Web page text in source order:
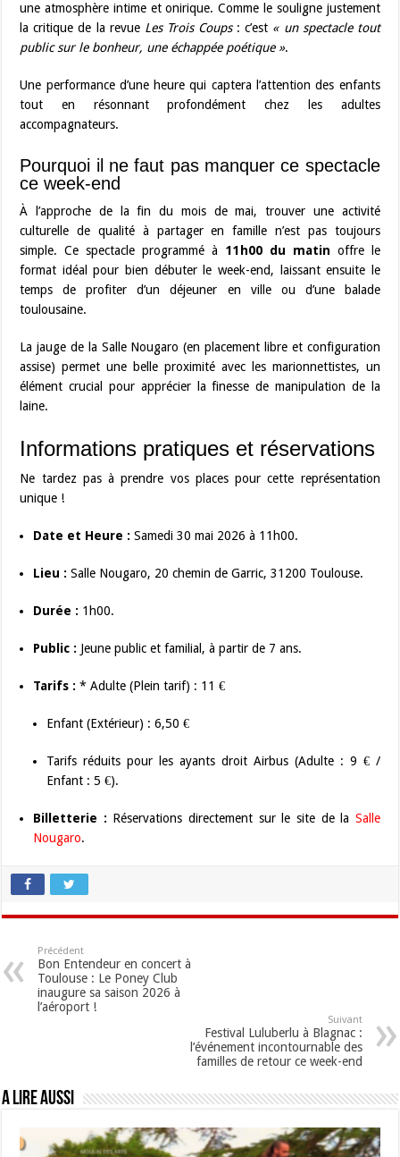
une atmosphère intime et onirique. Comme le souligne justement
la critique de la revue Les Trois Coups: c’est « un spectacle tout
public sur le bonheur, une échappée poétique ».
Une performance d’une heure qui captera l’attention des enfants
tout en résonnant profondément chez les adultes
accompagnateurs.
Pourquoi il ne faut pas manquer ce spectacle
ce week-end
À l’approche de la fin du mois de mai, trouver une activité
culturelle de qualité à partager en famille n’est pas toujours
simple. Ce spectacle programmé à 11h00 du matin offre le
format idéal pour bien débuter le week-end, laissant ensuite le
temps de profiter d’un déjeuner en ville ou d’une balade
toulousaine.
La jauge de la Salle Nougaro (en placement libre et configuration
assise) permet une belle proximité avec les marionnettistes, un
élément crucial pour apprécier la finesse de manipulation de la
laine.
Informations pratiques et réservations
Ne tardez pas à prendre vos places pour cette représentation
unique !
Date et Heure : Samedi 30 mai 2026 à 11h00.
Lieu : Salle Nougaro, 20 chemin de Garric, 31200 Toulouse.
Durée : 1h00.
Public : Jeune public et familial, à partir de 7 ans.
Tarifs : * Adulte (Plein tarif) : 11 €
Enfant (Extérieur) : 6,50 €
Tarifs réduits pour les ayants droit Airbus (Adulte : 9 € /
Enfant : 5 €).
Billetterie : Réservations directement sur le site de la Salle
Nougaro.
Précédent
Bon Entendeur en concert à
Toulouse : Le Poney Club
inaugure sa saison 2026 à
l’aéroport !
Suivant
Festival Luluberlu à Blagnac :
l’événement incontournable des
familles de retour ce week-end
A lire aussi